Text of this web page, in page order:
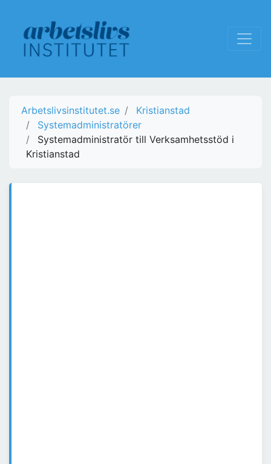
Arbetslivsinstitutet.se
Kristianstad
Systemadministratörer
Systemadministratör till Verksamhetsstöd i
Kristianstad